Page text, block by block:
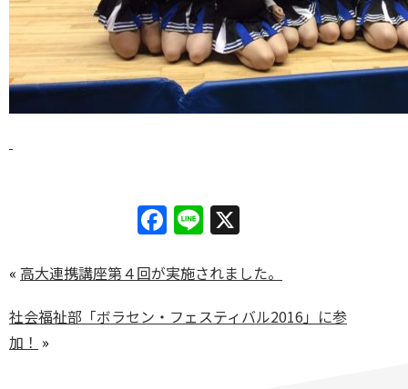
Facebook
Line
« 高大連携講座第４回が実施されました。
社会福祉部「ボラセン・フェスティバル2016」に参
加！ »